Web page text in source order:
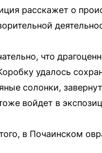
расскажет о
что
удалось
солонки,
войдет в
в Почаинском